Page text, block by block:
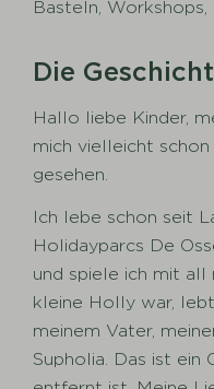
Basteln,
Die
Hallo liebe Kinder,
mich vielleicht
gesehen.
Ich lebe schon seit
Holidayparcs De
und spiele ich mit all
kleine Holly war,
meinem Vater,
Supholia. Das ist ein